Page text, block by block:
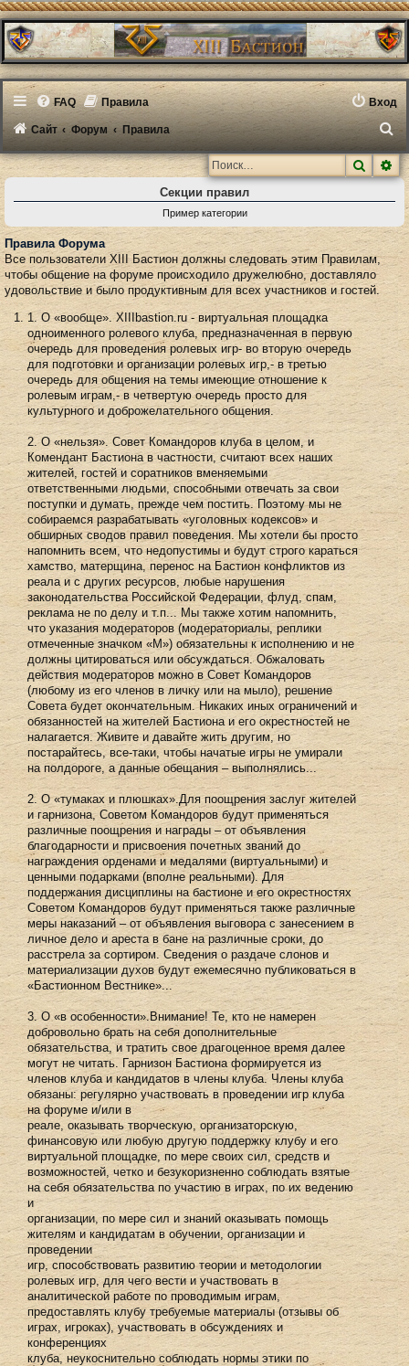
FAQ Правила Вход
Сайт Форум Правила П
о
и
Поиск
Секции правил
Пример категории
Правила Форума
Все пользователи XIII Бастион должны следовать этим Правилам,
чтобы общение на форуме происходило дружелюбно, доставляло
удовольствие и было продуктивным для всех участников и гостей.
1. О «вообще». XIIIbastion.ru - виртуальная площадка
одноименного ролевого клуба, предназначенная в первую
очередь для проведения ролевых игр- во вторую очередь
для подготовки и организации ролевых игр,- в третью
очередь для общения на темы имеющие отношение к
ролевым играм,- в четвертую очередь просто для
культурного и доброжелательного общения.
2. О «нельзя». Совет Командоров клуба в целом, и
Комендант Бастиона в частности, считают всех наших
жителей, гостей и соратников вменяемыми
ответственными людьми, способными отвечать за свои
поступки и думать, прежде чем постить. Поэтому мы не
собираемся разрабатывать «уголовных кодексов» и
обширных сводов правил поведения. Мы хотели бы просто
напомнить всем, что недопустимы и будут строго караться
хамство, матерщина, перенос на Бастион конфликтов из
реала и с других ресурсов, любые нарушения
законодательства Российской Федерации, флуд, спам,
реклама не по делу и т.п... Мы также хотим напомнить,
что указания модераторов (модераториалы, реплики
отмеченные значком «М») обязательны к исполнению и не
должны цитироваться или обсуждаться. Обжаловать
действия модераторов можно в Совет Командоров
(любому из его членов в личку или на мыло), решение
Совета будет окончательным. Никаких иных ограничений и
обязанностей на жителей Бастиона и его окрестностей не
налагается. Живите и давайте жить другим, но
постарайтесь, все-таки, чтобы начатые игры не умирали
на полдороге, а данные обещания – выполнялись...
2. О «тумаках и плюшках».Для поощрения заслуг жителей
и гарнизона, Советом Командоров будут применяться
различные поощрения и награды – от объявления
благодарности и присвоения почетных званий до
награждения орденами и медалями (виртуальными) и
ценными подарками (вполне реальными). Для
поддержания дисциплины на бастионе и его окрестностях
Советом Командоров будут применяться также различные
меры наказаний – от объявления выговора с занесением в
личное дело и ареста в бане на различные сроки, до
расстрела за сортиром. Сведения о раздаче слонов и
материализации духов будут ежемесячно публиковаться в
«Бастионном Вестнике»...
3. О «в особенности».Внимание! Те, кто не намерен
добровольно брать на себя дополнительные
обязательства, и тратить свое драгоценное время далее
могут не читать. Гарнизон Бастиона формируется из
членов клуба и кандидатов в члены клуба. Члены клуба
обязаны: регулярно участвовать в проведении игр клуба
на форуме и/или в
реале, оказывать творческую, организаторскую,
финансовую или любую другую поддержку клубу и его
виртуальной площадке, по мере своих сил, средств и
возможностей, четко и безукоризненно соблюдать взятые
на себя обязательства по участию в играх, по их ведению
и
организации, по мере сил и знаний оказывать помощь
жителям и кандидатам в обучении, организации и
проведении
игр, способствовать развитию теории и методологии
ролевых игр, для чего вести и участвовать в
аналитической работе по проводимым играм,
предоставлять клубу требуемые материалы (отзывы об
играх, игроках), участвовать в обсуждениях и
конференциях
клуба, неукоснительно соблюдать нормы этики по